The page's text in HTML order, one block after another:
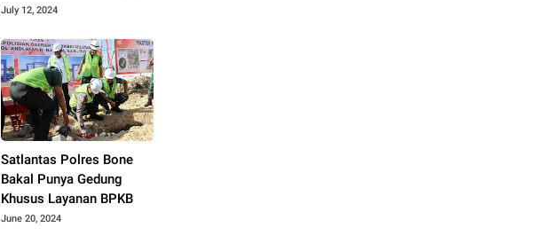
Bone Evakuasi Pohon
July 12, 2024
Satlantas Polres Bone
Bakal Punya Gedung
Khusus Layanan BPKB
June 20, 2024